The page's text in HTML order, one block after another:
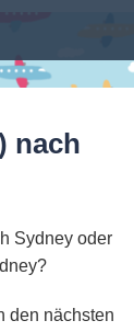
nach
Sydney oder
den nächsten